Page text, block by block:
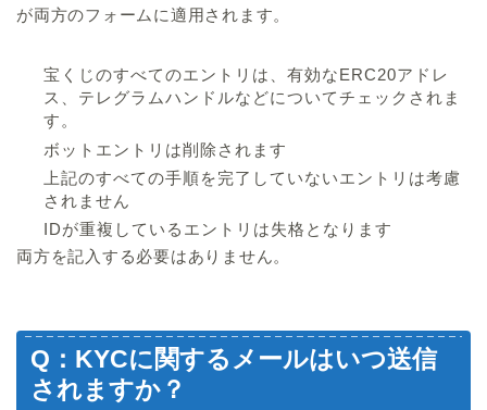
が両方のフォームに適用されます。
宝くじのすべてのエントリは、有効なERC20アドレ
ス、テレグラムハンドルなどについてチェックされま
す。
ボットエントリは削除されます
上記のすべての手順を完了していないエントリは考慮
されません
IDが重複しているエントリは失格となります
両方を記入する必要はありません。
Q：KYCに関するメールはいつ送信
されますか？